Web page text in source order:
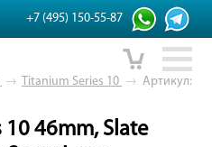
+7 (495) 150-55-87
→ Titanium Series 10 → Артикул:
10 46mm, Slate